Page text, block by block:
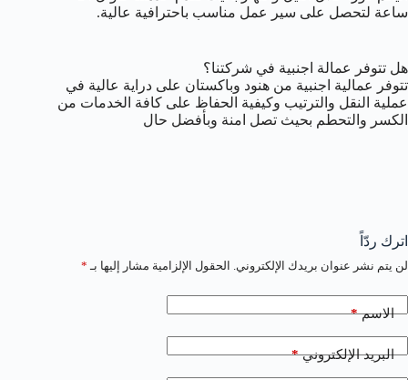
ساعة لتحصل على سير عمل مناسب باحترافية عالية.
هل تتوفر عمالة اجنبية في شركتنا؟
تتوفر عمالية اجنبية من هنود وباكستان على دراية عالية في
عملية النقل والترتيب وكيفية الحفاظ على كافة الخدمات من
الكسر والتحطم بحيث تصل امنة وبأفضل حال
اترك ردّاً
لن يتم نشر عنوان بريدك الإلكتروني. الحقول الإلزامية مشار إليها بـ *
الاسم*
البريد الإلكتروني*